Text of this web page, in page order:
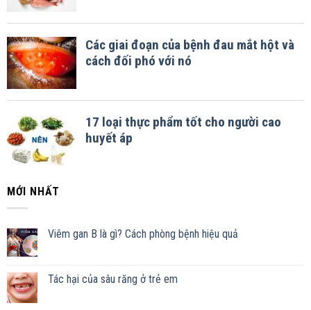
MỚI NHẤT
Viêm gan B là gì? Cách phòng bệnh hiệu quả
Tác hại của sâu răng ở trẻ em